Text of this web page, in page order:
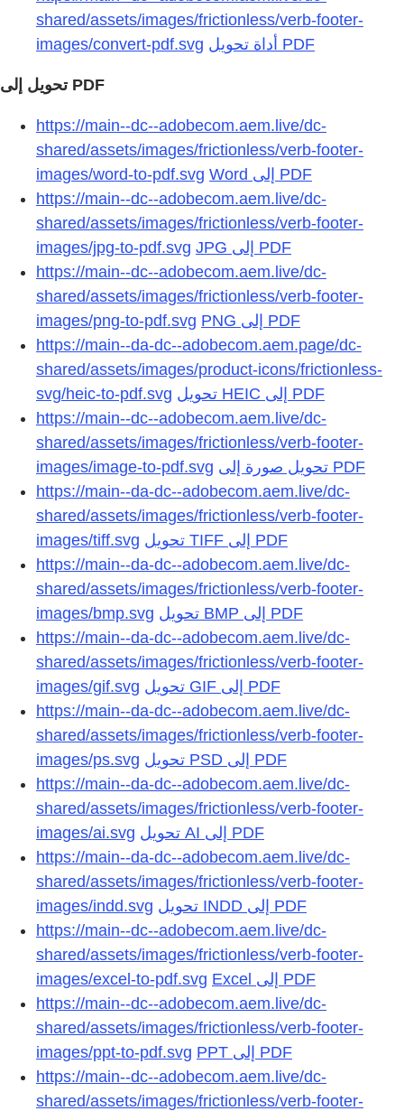
shared/assets/images/frictionless/verb-footer-
images/convert-pdf.svg
https://main--dc--adobecom.aem.live/dc-
shared/assets/images/frictionless/verb-footer-
images/word-to-pdf.svg
https://main--dc--adobecom.aem.live/dc-
shared/assets/images/frictionless/verb-footer-
images/jpg-to-pdf.svg
https://main--dc--adobecom.aem.live/dc-
shared/assets/images/frictionless/verb-footer-
images/png-to-pdf.svg
https://main--da-dc--adobecom.aem.page/dc-
shared/assets/images/product-icons/frictionless-
svg/heic-to-pdf.svg
تحويل HEIC إلى PDF
https://main--dc--adobecom.aem.live/dc-
shared/assets/images/frictionless/verb-footer-
images/image-to-pdf.svg
تحويل صورة إلى PDF
https://main--da-dc--adobecom.aem.live/dc-
shared/assets/images/frictionless/verb-footer-
images/tiff.svg
تحويل TIFF إلى PDF
https://main--da-dc--adobecom.aem.live/dc-
shared/assets/images/frictionless/verb-footer-
images/bmp.svg
تحويل BMP إلى PDF
https://main--da-dc--adobecom.aem.live/dc-
shared/assets/images/frictionless/verb-footer-
images/gif.svg
تحويل GIF إلى PDF
https://main--da-dc--adobecom.aem.live/dc-
shared/assets/images/frictionless/verb-footer-
images/ps.svg
تحويل PSD إلى PDF
https://main--da-dc--adobecom.aem.live/dc-
shared/assets/images/frictionless/verb-footer-
images/ai.svg
تحويل AI إلى PDF
https://main--da-dc--adobecom.aem.live/dc-
shared/assets/images/frictionless/verb-footer-
images/indd.svg
تحويل INDD إلى PDF
https://main--dc--adobecom.aem.live/dc-
shared/assets/images/frictionless/verb-footer-
images/excel-to-pdf.svg
https://main--dc--adobecom.aem.live/dc-
shared/assets/images/frictionless/verb-footer-
images/ppt-to-pdf.svg
https://main--dc--adobecom.aem.live/dc-
shared/assets/images/frictionless/verb-footer-